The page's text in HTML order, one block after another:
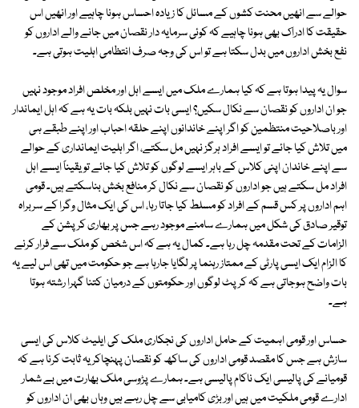
حوالے سے انھیں محنت کشوں کے مسائل کا زیادہ احساس ہونا چاہیے اور انھیں اس
حقیقت کا ادراک بھی ہونا چاہیے کہ کوئی سرمایہ دار نقصان میں جانے والے اداروں کو
نفع بخش اداروں میں بدل سکتا ہے تو اس کی وجہ صرف انتظامی اہلیت ہوتی ہے۔
سوال یہ پیدا ہوتا ہے کہ کیا ہمارے ملک میں ایسے اہل اور مخلص افراد موجود نہیں
جو ان اداروں کو نقصان سے نکال سکیں؟ ایسی بات نہیں بلکہ بات یہ ہے کہ اہل ایماندار
اور باصلاحیت منتظمین کو اگر اپنے خاندانوں اپنے حلقہ احباب اور اپنے طبقے ہی
میں تلاش کیا جائے تو ایسے افراد ہرگز نہیں مل سکتے، اگر اہلیت ایمانداری کے حوالے
سے اپنے خاندان اپنی کلاس کے باہر ایسے لوگوں کو تلاش کیا جائے تو یقیناً ایسے اہل
افراد مل سکتے ہیں جو اداروں کو نقصان سے نکال کر منافع بخش بناسکتے ہیں۔ قومی
اہم اداروں پر کس قسم کے افراد کو مسلط کیا جاتا رہا، اس کی ایک مثال وگرا کے سربراہ
توقیر صادق کی شکل میں ہمارے سامنے موجود رہے جس پر بھاری کرپشن کے
الزامات کے تحت مقدمہ چل رہا ہے۔ کمال یہ ہے کہ اس شخص کو ملک سے فرار کرنے
کا الزام ایک ایسی پارٹی کے ممتاز رہنما پر لگایا جارہا ہے جو حکومت میں تھی اس لیے یہ
بات واضح ہوجاتی ہے کہ کرپٹ لوگوں اور حکومتوں کے درمیان کتنا گہرا رشتہ ہوتا
ہے۔
حساس اور قومی اہمیت کے حامل اداروں کی نجکاری ملک کی ایلیٹ کلاس کی ایسی
سازش ہے جس کا مقصد قومی اداروں کی ساکھ کو نقصان پہنچاکر یہ ثابت کرنا ہے کہ
قومیانے کی پالیسی ایک ناکام پالیسی ہے۔ ہمارے پڑوسی ملک بھارت میں بے شمار
ادارے قومی ملکیت میں ہیں اور بڑی کامیابی سے چل رہے ہیں وہاں بھی ان اداروں کو